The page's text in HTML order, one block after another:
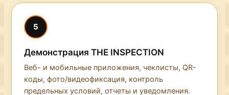
5
Демонстрация THE INSPECTION
Веб- и мобильные приложения, чеклисты, QR-
коды, фото/видеофиксация, контроль
предельных условий, отчеты и уведомления.